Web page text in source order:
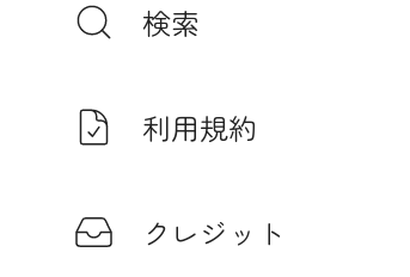
検索
利用規約
クレジット